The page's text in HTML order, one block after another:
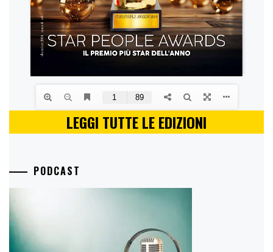
LEGGI TUTTE LE EDIZIONI
PODCAST